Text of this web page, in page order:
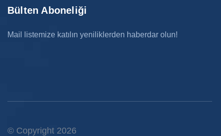
Bülten Aboneliği
Mail listemize katılın yeniliklerden haberdar olun!
© Copyright 2026